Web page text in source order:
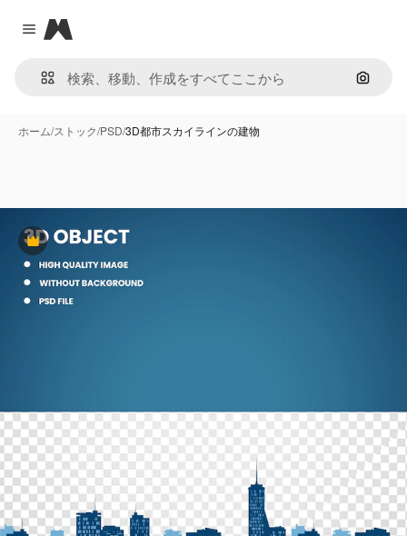
Close menu
Magnific
画像で
ホーム/ストック/PSD/3D都市スカイラインの建物
Premium